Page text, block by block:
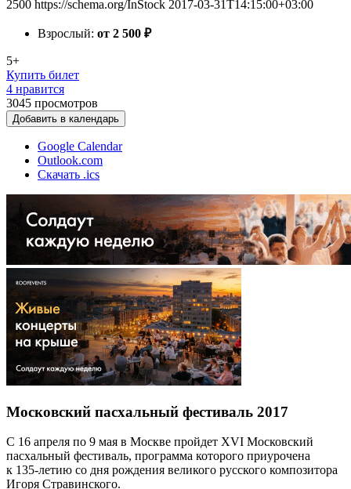
2500 https://schema.org/InStock 2017-03-31T14:15:00+03:00
Взрослый: от 2 500 ₽
5+
Купить билет
4 нравится
3045 просмотров
Добавить в календарь
Google Calendar
Outlook.com
Скачать .ics
Московский пасхальный фестиваль 2017
С 16 апреля по 9 мая в Москве пройдет XVI Московский
пасхальный фестиваль, программа которого приурочена
к 135-летию со дня рождения великого русского композитора
Игоря Стравинского.